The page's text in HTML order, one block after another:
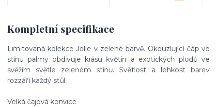
Kompletní specifikace
Limitovaná kolekce Jolie v zelené barvě. Okouzlující čáp ve
stínu palmy obdivuje krásu květin a exotických plodů ve
svěžím světle zeleném stínu. Světlost a lehkost barev
rozzáří každý stůl.
Velká čajová konvice